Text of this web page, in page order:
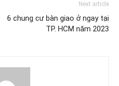
Next article
6 chung cư bàn giao ở ngay tại
TP. HCM năm 2023